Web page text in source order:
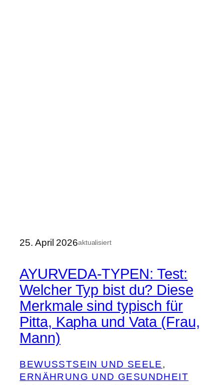
25. April 2026aktualisiert
AYURVEDA-TYPEN: Test:
Welcher Typ bist du? Diese
Merkmale sind typisch für
Pitta, Kapha und Vata (Frau,
Mann)
BEWUSSTSEIN UND SEELE
ERNÄHRUNG UND GESUNDHEIT